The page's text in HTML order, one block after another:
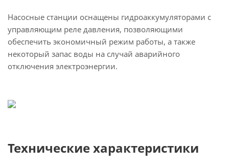
Насосные станции оснащены гидроаккумуляторами с
управляющим реле давления, позволяющими
обеспечить экономичный режим работы, а также
некоторый запас воды на случай аварийного
отключения электроэнергии.
Технические характеристики